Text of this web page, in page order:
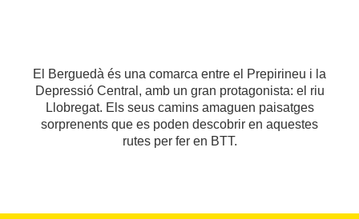
El Berguedà és una comarca entre el Prepirineu i la
Depressió Central, amb un gran protagonista: el riu
Llobregat. Els seus camins amaguen paisatges
sorprenents que es poden descobrir en aquestes
rutes per fer en BTT.